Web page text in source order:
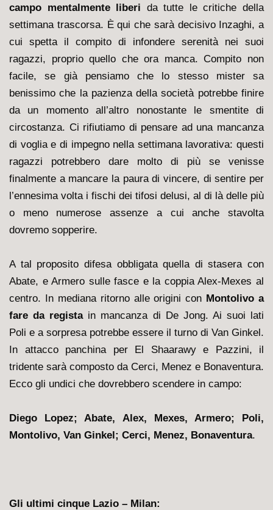
campo mentalmente liberi da tutte le critiche della
settimana trascorsa. È qui che sarà decisivo Inzaghi, a
cui spetta il compito di infondere serenità nei suoi
ragazzi, proprio quello che ora manca. Compito non
facile, se già pensiamo che lo stesso mister sa
benissimo che la pazienza della società potrebbe finire
da un momento all’altro nonostante le smentite di
circostanza. Ci rifiutiamo di pensare ad una mancanza
di voglia e di impegno nella settimana lavorativa: questi
ragazzi potrebbero dare molto di più se venisse
finalmente a mancare la paura di vincere, di sentire per
l’ennesima volta i fischi dei tifosi delusi, al di là delle più
o meno numerose assenze a cui anche stavolta
dovremo sopperire.
A tal proposito difesa obbligata quella di stasera con
Abate, e Armero sulle fasce e la coppia Alex-Mexes al
centro. In mediana ritorno alle origini con Montolivo a
fare da registain mancanza di De Jong. Ai suoi lati
Poli e a sorpresa potrebbe essere il turno di Van Ginkel.
In attacco panchina per El Shaarawy e Pazzini, il
tridente sarà composto da Cerci, Menez e Bonaventura.
Ecco gli undici che dovrebbero scendere in campo:
Diego Lopez; Abate, Alex, Mexes, Armero; Poli,
Montolivo, Van Ginkel; Cerci, Menez, Bonaventura.
Gli ultimi cinque Lazio – Milan: